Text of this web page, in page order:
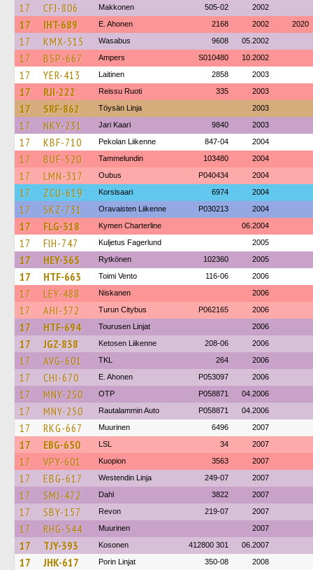
17 CFJ-806 Makkonen 505-02 2002
17 IHT-689 E. Ahonen 2168 2002 2020
17 KMX-515 Wasabus 9608 05.2002
17 BSP-667 Ampers S010480 10.2002
17 YER-413 Laitinen 2858 2003
17 RJI-222 Reissu Ruoti 335 2003
17 SRF-862 Töysän Linja 2003
17 NKY-231 Jari Kaari 9840 2003
17 KBF-710 Pekolan Liikenne 847-04 2004
17 BUF-520 Tammelundin 103480 2004
17 LMN-317 Oubus P040434 2004
17 ZCU-619 Korsisaari 6974 2004
17 SKZ-731 Oravaisten Liikenne P030213 2004
17 FLG-318 Kymen Charterline 06.2004
17 FIH-747 Kuljetus Fagerlund 2005
17 HEY-365 Rytkönen 102360 2005
17 HTF-663 Toimi Vento 116-06 2006
17 LEY-488 Niskanen 2006
17 AHI-372 Turun Citybus P062165 2006
17 HTF-694 Tourusen Linjat 2006
17 JGZ-838 Ketosen Liikenne 208-06 2006
17 AVG-601 TKL 264 2006
17 CHI-670 E. Ahonen P053097 2006
17 MNY-250 OTP P058871 04.2006
17 MNY-250 Rautalammin Auto P058871 04.2006
17 RKG-667 Muurinen 6496 2007
17 EBG-650 LSL 34 2007
17 VPY-601 Kuopion 3563 2007
17 EBG-617 Westendin Linja 249-07 2007
17 SMJ-472 Dahl 3822 2007
17 SBY-157 Revon 219-07 2007
17 RHG-544 Muurinen 2007
17 TJY-393 Kosonen 412800 301 06.2007
17 JHK-617 Porin Linjat 350-08 2008